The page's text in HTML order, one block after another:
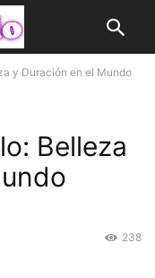
y Duración en el Mundo
Belleza
238